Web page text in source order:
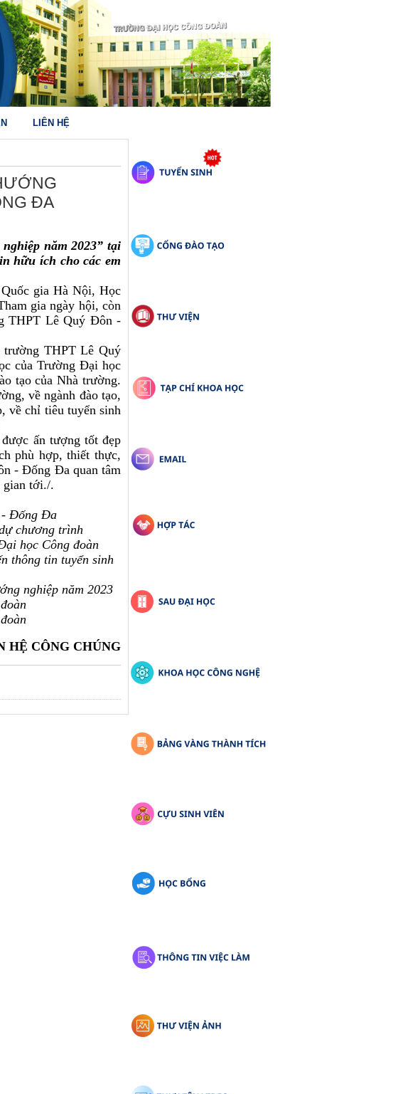
LIÊN HỆ
ĐA
năm 2023” tại
hữu ích cho các em
gia Hà Nội, Học
gia ngày hội, còn
THPT Lê Quý Đôn -
trường THPT Lê Quý
của Trường Đại học
tạo của Nhà trường.
về ngành đào tạo,
về chỉ tiêu tuyển sinh
ấn tượng tốt đẹp
phù hợp, thiết thực,
- Đống Đa quan tâm
gian tới./.
- Đống Đa
chương trình
học Công đoàn
thông tin tuyển sinh
nghiệp năm 2023
HỆ CÔNG CHÚNG